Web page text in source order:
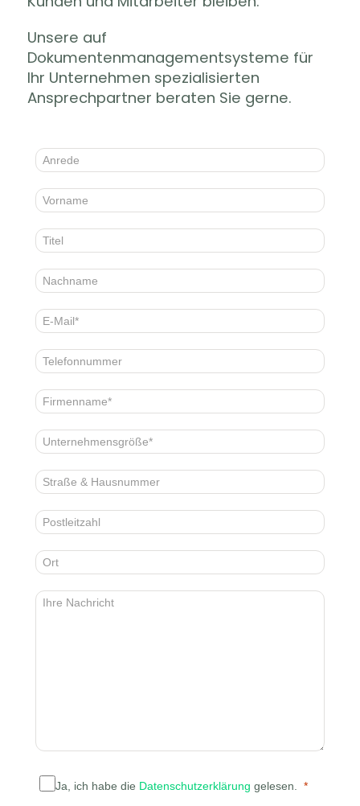
Unsere auf
Dokumentenmanagementsysteme für
Ihr Unternehmen spezialisierten
Ansprechpartner beraten Sie gerne.
Ja, ich habe die Datenschutzerklärung gelesen.